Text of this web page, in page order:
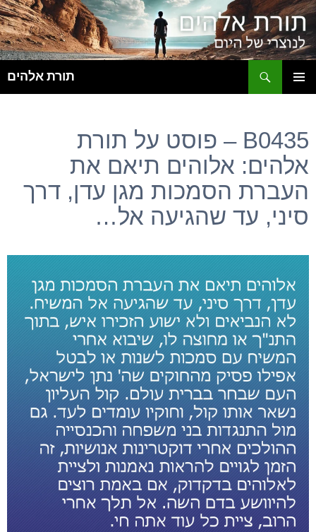
תורת אלהים
B0435 – פוסט על תורת
אלהים: אלוהים תיאם את
העברת הסמכות מגן עדן, דרך
סיני, עד שהגיעה אל…